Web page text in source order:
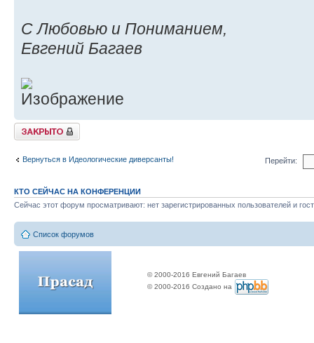
С Любовью и Пониманием,
Евгений Багаев
Закрыто
Вернуться в Идеологические диверсанты! Перейти:
КТО СЕЙЧАС НА КОНФЕРЕНЦИИ
Сейчас этот форум просматривают: нет зарегистрированных пользователей и
Список форумов
© 2000-2016 Евгений Багаев
© 2000-2016 Создано на